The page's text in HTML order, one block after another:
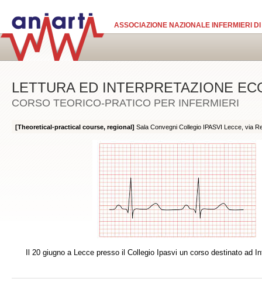
ASSOCIAZIONE NAZIONALE INFERMIERI
LETTURA ED INTERPRETAZIONE
CORSO TEORICO-PRATICO PER INFERMIERI
[Theoretical-practical course, regional] Sala Convegni Collegio IPASVI Lecce, via
Il 20 giugno a Lecce presso il Collegio Ipasvi un corso destinato ad